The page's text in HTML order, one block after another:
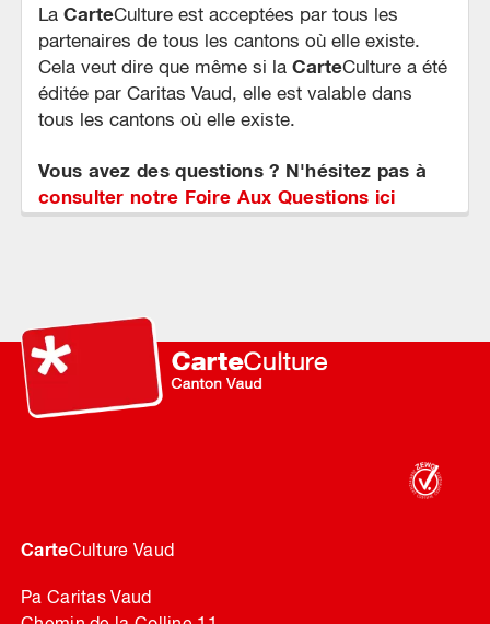
La CarteCulture est acceptées par tous les
partenaires de tous les cantons où elle existe.
Cela veut dire que même si la CarteCulture a été
éditée par Caritas Vaud, elle est valable dans
tous les cantons où elle existe.
Vous avez des questions ? N'hésitez pas à
consulter notre Foire Aux Questions ici
CarteCulture Vaud
Pa Caritas Vaud